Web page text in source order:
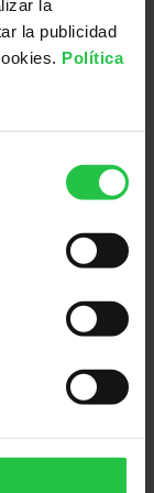
la
la publicidad
Política
a
en